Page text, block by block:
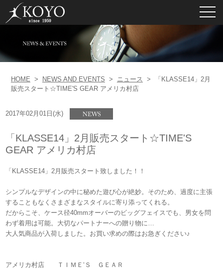
HOME > NEWS AND EVENTS > ニュース >
「KLASSE14」2月
販売スタート☆TIME'S GEAR アメリカ村店
2017年02月01日(水)
「KLASSE14」2月販売スタート☆TIME'S
GEAR アメリカ村店
「KLASSE14」2月販売スタート致しました！！
シンプルなデザインの中に秘めた遊び心が絶妙。そのため、過度に主張
することもなくさまざまなスタイルに寄り添ってくれる。
だからこそ、ケース径40mmオーバーのビッグフェイスでも、男女を問
わず着用は可能。大切なパートナーへの贈り物に…
大人気商品が入荷しました。お買い求めの際はお急ぎください♪
アメリカ村店 ＴＩＭＥ‘Ｓ ＧＥＡＲ